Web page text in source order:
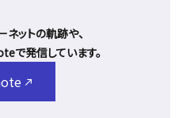
ネットの軌跡や、
で発信しています。